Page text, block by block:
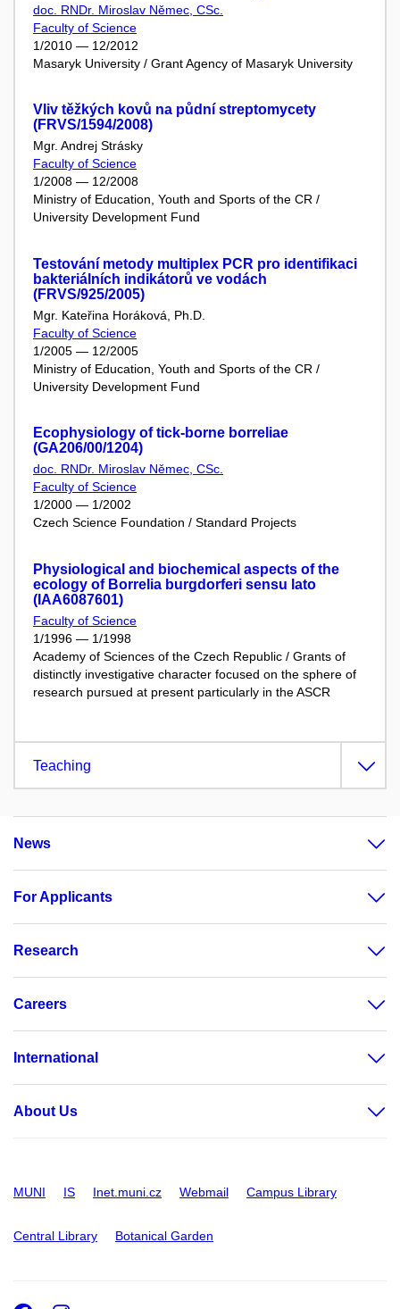
doc. RNDr. Miroslav Němec, CSc.
Faculty of Science
1/2010 — 12/2012
Masaryk University / Grant Agency of Masaryk University
Vliv těžkých kovů na půdní streptomycety
(FRVS/1594/2008)
Mgr. Andrej Strásky
Faculty of Science
1/2008 — 12/2008
Ministry of Education, Youth and Sports of the CR /
University Development Fund
Testování metody multiplex PCR pro identifikaci
bakteriálních indikátorů ve vodách
(FRVS/925/2005)
Mgr. Kateřina Horáková, Ph.D.
Faculty of Science
1/2005 — 12/2005
Ministry of Education, Youth and Sports of the CR /
University Development Fund
Ecophysiology of tick-borne borreliae
(GA206/00/1204)
doc. RNDr. Miroslav Němec, CSc.
Faculty of Science
1/2000 — 1/2002
Czech Science Foundation / Standard Projects
Physiological and biochemical aspects of the
ecology of Borrelia burgdorferi sensu lato
(IAA6087601)
Faculty of Science
1/1996 — 1/1998
Academy of Sciences of the Czech Republic / Grants of
distinctly investigative character focused on the sphere of
research pursued at present particularly in the ASCR
Teaching
News
For Applicants
Research
Careers
International
About Us
MUNI IS Inet.muni.cz Webmail Campus Library
Central Library Botanical Garden